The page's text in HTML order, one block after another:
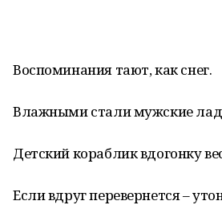
Воспоминания тают, как снег.
Влажными стали мужские
Детский кораблик вдогонку
Если вдруг перевернется –